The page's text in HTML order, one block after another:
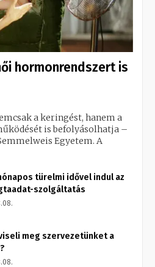
hormonrendszert is
a keringést, hanem a
is befolyásolhatja –
Egyetem. A
türelmi idővel indul az
szolgáltatás
meg szervezetünket a